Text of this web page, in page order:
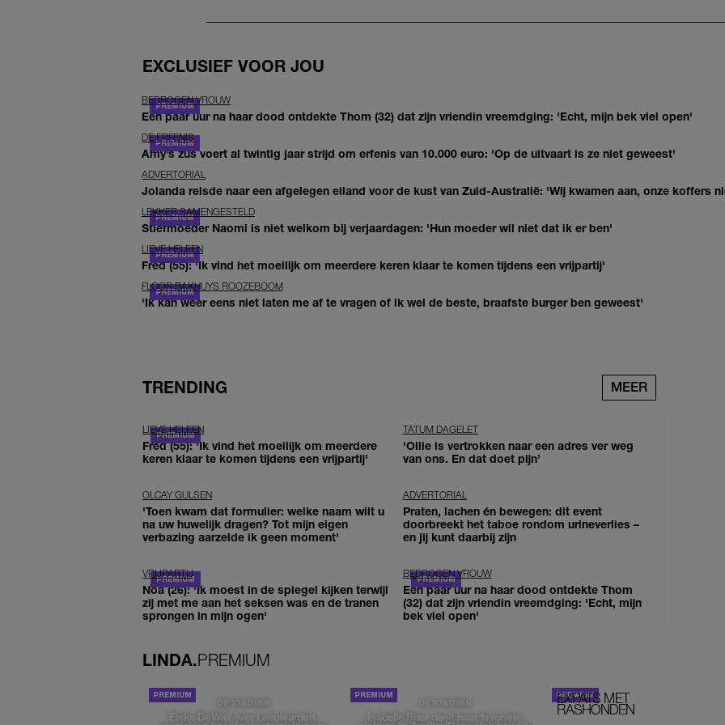
EXCLUSIEF VOOR JOU
BEDROGEN VROUW
Een paar uur na haar dood ontdekte Thom (32) dat zijn vriendin vreemdging: 'Echt, mijn bek viel open'
DE ERFENIS
Amy’s zus voert al twintig jaar strijd om erfenis van 10.000 euro: 'Op de uitvaart is ze niet geweest'
ADVERTORIAL
Jolanda reisde naar een afgelegen eiland voor de kust van Zuid-Australië: 'Wij kwamen aan, onze koffers
LEKKER SAMENGESTELD
Stiefmoeder Naomi is niet welkom bij verjaardagen: 'Hun moeder wil niet dat ik er ben'
LIEVE HELEEN
Fred (55): 'Ik vind het moeilijk om meerdere keren klaar te komen tijdens een vrijpartij'
FLOOR BAKHUYS ROOZEBOOM
'Ik kan weer eens niet laten me af te vragen of ik wel de beste, braafste burger ben geweest'
TRENDING MEER
LIEVE HELEEN
Fred (55): 'Ik vind het moeilijk om meerdere
keren klaar te komen tijdens een vrijpartij'
TATUM DAGELET
'Ollie is vertrokken naar een adres ver weg
van ons. En dat doet pijn’
OLCAY GULSEN
'Toen kwam dat formulier: welke naam wilt u
na uw huwelijk dragen? Tot mijn eigen
verbazing aarzelde ik geen moment'
ADVERTORIAL
Praten, lachen én bewegen: dit event
doorbreekt het taboe rondom urineverlies –
en jij kunt daarbij zijn
VRIJPARTIJ
Noa (26): 'Ik moest in de spiegel kijken terwijl
zij met me aan het seksen was en de tranen
sprongen in mijn ogen'
BEDROGEN VROUW
Een paar uur na haar dood ontdekte Thom
(32) dat zijn vriendin vreemdging: 'Echt, mijn
bek viel open'
LINDA.PREMIUM
DE STAD VAN
Elske DeWall over Leeuwarden,
DE STAD VAN
Isabelle Boer deelt haar favoriete
EXPATS MET
RASHONDEN